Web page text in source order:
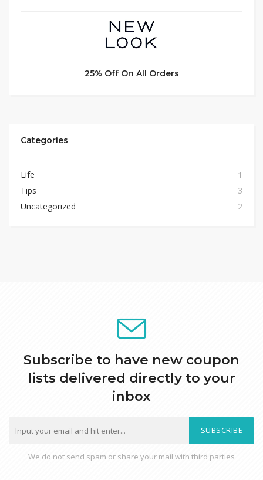
25% Off On All Orders
Categories
Life
1
Tips
3
Uncategorized
2
Subscribe to have new coupon
lists delivered directly to your
inbox
SUBSCRIBE
We do not send spam or share your mail with third parties